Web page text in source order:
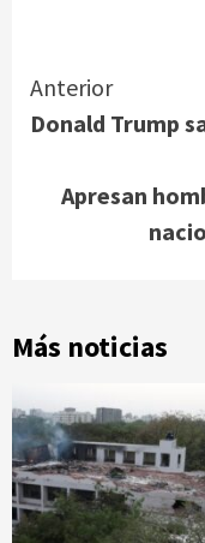
Continue
Reading
Anterior
Donald Trump
Apresan
Más noticias